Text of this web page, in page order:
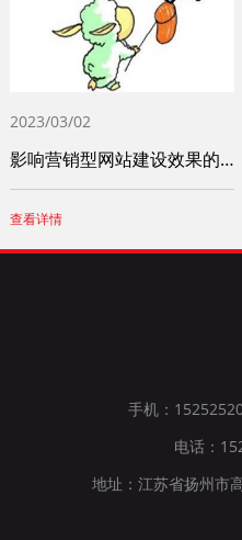
2023/03/02
影响营销型网站建设效果的重要因素
查看详情
手机：
电话：
地址：江苏省扬州市